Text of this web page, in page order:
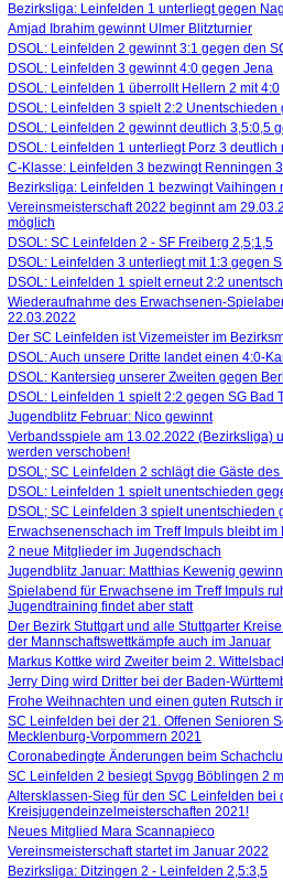
Bezirksliga: Leinfelden 1 unterliegt gegen
Amjad Ibrahim gewinnt Ulmer Blitzturnier
DSOL: Leinfelden 2 gewinnt 3:1 gegen den
DSOL: Leinfelden 3 gewinnt 4:0 gegen Jena
DSOL: Leinfelden 1 überrollt Hellern 2 mit 4:0
DSOL: Leinfelden 3 spielt 2:2 Unentschieden
DSOL: Leinfelden 2 gewinnt deutlich 3,5:0,5
DSOL: Leinfelden 1 unterliegt Porz 3 deutlich
C-Klasse: Leinfelden 3 bezwingt Renningen
Bezirksliga: Leinfelden 1 bezwingt Vaihingen
Vereinsmeisterschaft 2022 beginnt am
möglich
DSOL: SC Leinfelden 2 - SF Freiberg 2,5;1,5
DSOL: Leinfelden 3 unterliegt mit 1:3 gegen
DSOL: Leinfelden 1 spielt erneut 2:2
Wiederaufnahme des Erwachsenen-
22.03.2022
Der SC Leinfelden ist Vizemeister im
DSOL: Auch unsere Dritte landet einen 4:0-
DSOL: Kantersieg unserer Zweiten gegen
DSOL: Leinfelden 1 spielt 2:2 gegen SG Bad
Jugendblitz Februar: Nico gewinnt
Verbandsspiele am 13.02.2022 (Bezirksliga)
werden verschoben!
DSOL; SC Leinfelden 2 schlägt die Gäste
DSOL: Leinfelden 1 spielt unentschieden
DSOL; SC Leinfelden 3 spielt unentschieden
Erwachsenenschach im Treff Impuls bleibt
2 neue Mitglieder im Jugendschach
Jugendblitz Januar: Matthias Kewenig
Spielabend für Erwachsene im Treff Impuls
Jugendtraining findet aber statt
Der Bezirk Stuttgart und alle Stuttgarter
der Mannschaftswettkämpfe auch im Januar
Markus Kottke wird Zweiter beim 2.
Jerry Ding wird Dritter bei der Baden-
Frohe Weihnachten und einen guten Rutsch
SC Leinfelden bei der 21. Offenen Senioren
Mecklenburg-Vorpommern 2021
Coronabedingte Änderungen beim
SC Leinfelden 2 besiegt Spvgg Böblingen 2
Altersklassen-Sieg für den SC Leinfelden bei
Kreisjugendeinzelmeisterschaften 2021!
Neues Mitglied Mara Scannapieco
Vereinsmeisterschaft startet im Januar 2022
Bezirksliga: Ditzingen 2 - Leinfelden 2,5:3,5